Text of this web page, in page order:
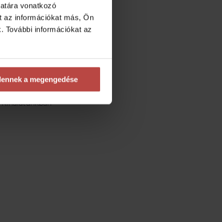
vonatkozó
az információkat más, Ön
További információkat az
a megengedése
hogy a roller
vagy az
felkeresni egy